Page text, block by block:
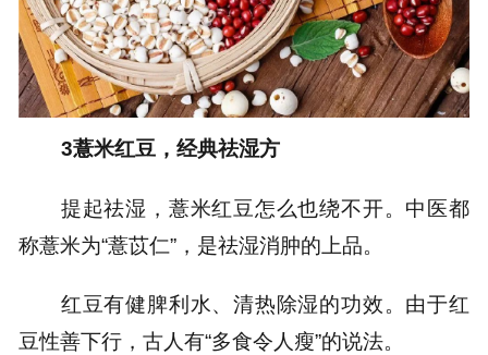
3薏米红豆，经典祛湿方
提起祛湿，薏米红豆怎么也绕不开。中医都
称薏米为“薏苡仁”，是祛湿消肿的上品。
红豆有健脾利水、清热除湿的功效。由于红
豆性善下行，古人有“多食令人瘦”的说法。